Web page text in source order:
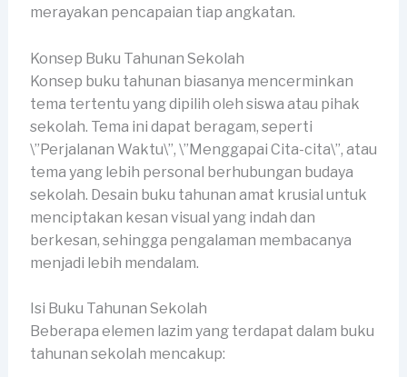
merayakan pencapaian tiap angkatan.
Konsep Buku Tahunan Sekolah
Konsep buku tahunan biasanya mencerminkan
tema tertentu yang dipilih oleh siswa atau pihak
sekolah. Tema ini dapat beragam, seperti
\”Perjalanan Waktu\”, \”Menggapai Cita-cita\”, atau
tema yang lebih personal berhubungan budaya
sekolah. Desain buku tahunan amat krusial untuk
menciptakan kesan visual yang indah dan
berkesan, sehingga pengalaman membacanya
menjadi lebih mendalam.
Isi Buku Tahunan Sekolah
Beberapa elemen lazim yang terdapat dalam buku
tahunan sekolah mencakup: